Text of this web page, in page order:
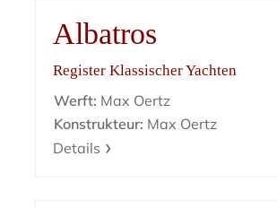
Albatros
Register Klassischer Yachten
Werft: Max Oertz
Konstrukteur: Max Oertz
Details